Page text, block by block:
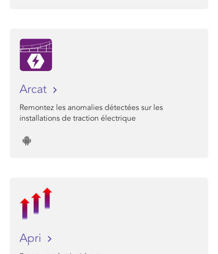
Arcat
Remontez les anomalies détectées sur les
installations de traction électrique
Apri